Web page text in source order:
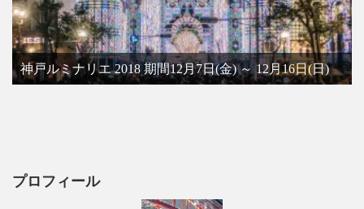
神戸ルミナリエ 2018 期間12月7日(金) ～ 12月16日(日)
プロフィール